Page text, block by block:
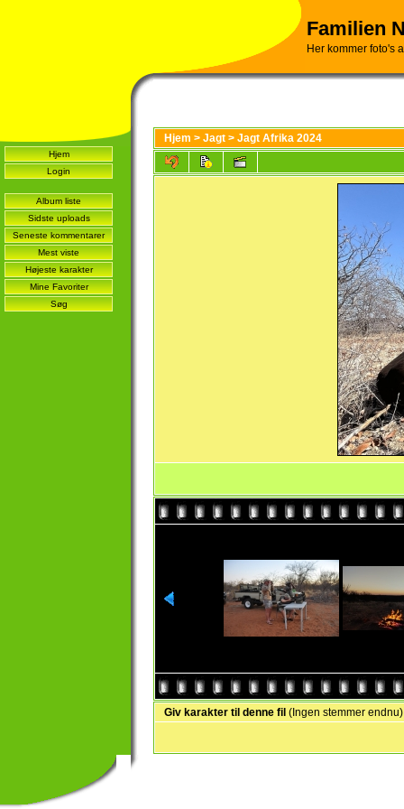
Familien
Her kommer foto's
Hjem
Login
Album liste
Sidste uploads
Seneste kommentarer
Mest viste
Højeste karakter
Mine Favoriter
Søg
Hjem > Jagt > Jagt Afrika 2024
Giv karakter til denne fil (Ingen stemmer endnu)